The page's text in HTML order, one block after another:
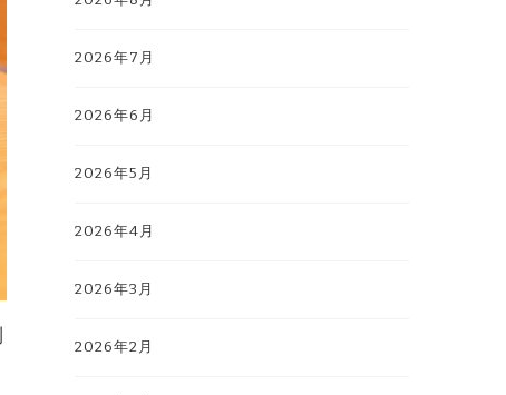
2026年7月
2026年6月
2026年5月
2026年4月
2026年3月
2026年2月